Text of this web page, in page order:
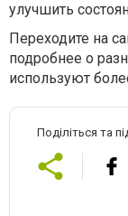
улучшить
Переходите на
подробнее о
используют
Поділіться та